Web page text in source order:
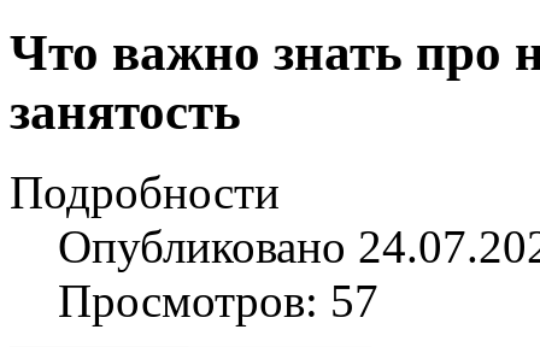
Что важно знать про
занятость
Подробности
Опубликовано
Просмотров: 57